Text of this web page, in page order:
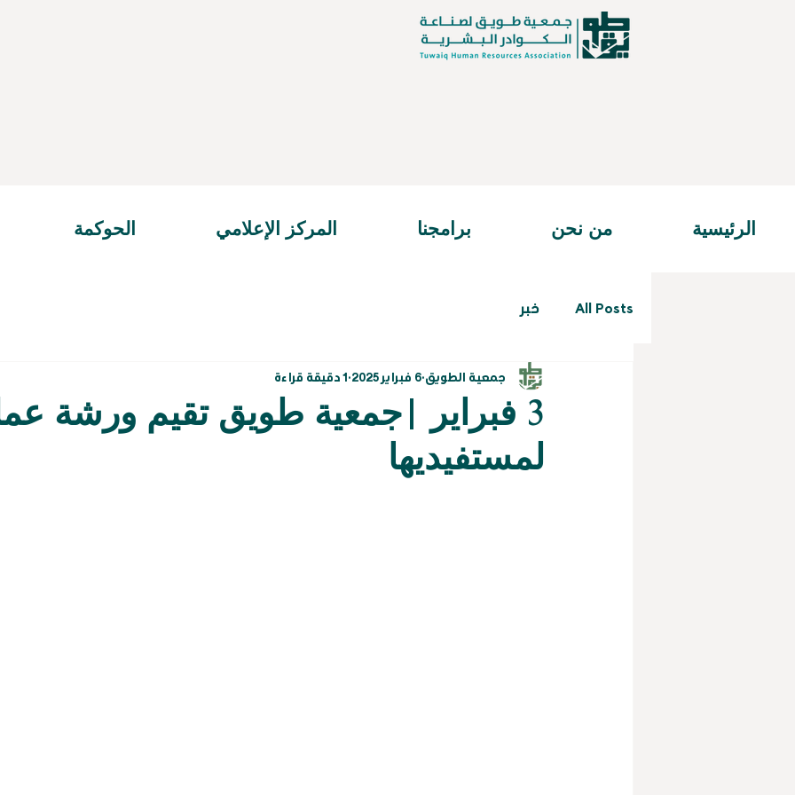
الرئيسية من نحن برامجنا المركز الإعلامي الحوكمة
All Posts خبر
3 فبراير |جمعية طويق تقيم ورشة
لمستفيديها
جمعية الطويق 6 فبراير 2025 1 دقيقة قراءة